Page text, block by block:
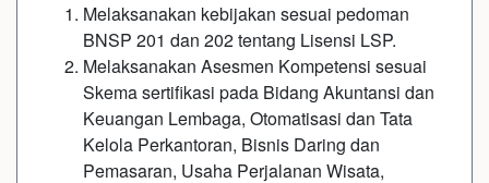
Melaksanakan kebijakan sesuai pedoman
BNSP 201 dan 202 tentang Lisensi LSP.
Melaksanakan Asesmen Kompetensi sesuai
Skema sertifikasi pada Bidang Akuntansi dan
Keuangan Lembaga, Otomatisasi dan Tata
Kelola Perkantoran, Bisnis Daring dan
Pemasaran, Usaha Perjalanan Wisata,